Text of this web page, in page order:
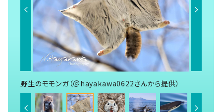
野生のモモンガ（＠hayakawa0622さんから提供）